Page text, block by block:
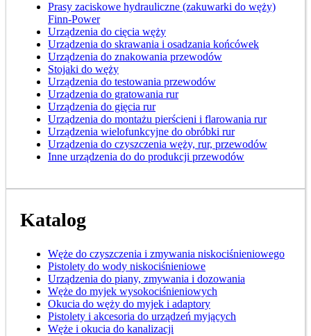
Prasy zaciskowe hydrauliczne (zakuwarki do węży)
Finn-Power
Urządzenia do cięcia węży
Urządzenia do skrawania i osadzania końcówek
Urządzenia do znakowania przewodów
Stojaki do węży
Urządzenia do testowania przewodów
Urządzenia do gratowania rur
Urządzenia do gięcia rur
Urządzenia do montażu pierścieni i flarowania rur
Urządzenia wielofunkcyjne do obróbki rur
Urządzenia do czyszczenia węży, rur, przewodów
Inne urządzenia do do produkcji przewodów
Katalog
Węże do czyszczenia i zmywania niskociśnieniowego
Pistolety do wody niskociśnieniowe
Urządzenia do piany, zmywania i dozowania
Węże do myjek wysokociśnieniowych
Okucia do węży do myjek i adaptory
Pistolety i akcesoria do urządzeń myjących
Węże i okucia do kanalizacji